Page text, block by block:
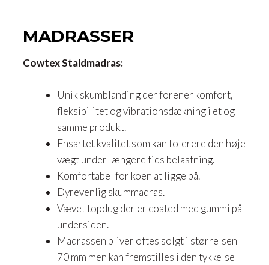
MADRASSER
Cowtex Staldmadras:
Unik skumblanding der forener komfort,
fleksibilitet og vibrationsdækning i et og
samme produkt.
Ensartet kvalitet som kan tolerere den høje
vægt under længere tids belastning.
Komfortabel for koen at ligge på.
Dyrevenlig skummadras.
Vævet topdug der er coated med gummi på
undersiden.
Madrassen bliver oftes solgt i størrelsen
70 mm men kan fremstilles i den tykkelse